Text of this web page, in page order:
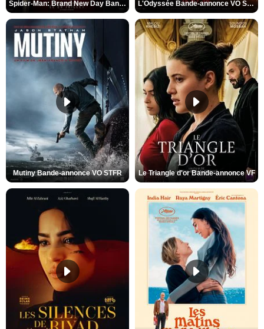
Spider-Man: Brand New Day Bande-annonce VO STFR L'Odyssée Bande-annonce VO STFR
Mutiny Bande-annonce VO STFR Le Triangle d'or Bande-annonce VF